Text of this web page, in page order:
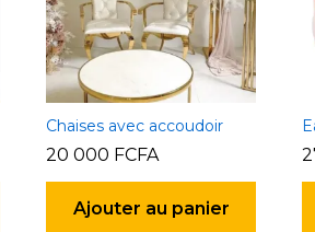
Chaises avec accoudoir
20 000 FCFA
Ajouter au panier